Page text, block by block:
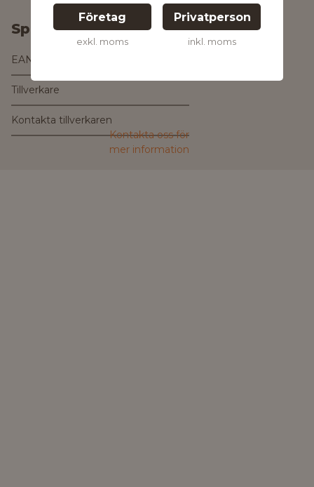
Företag
exkl. moms
Privatperson
inkl. moms
Specifikationer
EAN
Tillverkare
Kontakta tillverkaren
Kontakta oss för
mer information